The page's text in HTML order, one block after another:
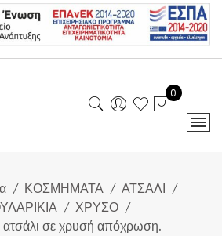
0
ΚΟΣΜΗΜΑΤΑ
ΑΤΣΑΛΙ
ΧΡΥΣΟ
ατσάλι σε χρυσή απόχρωση.